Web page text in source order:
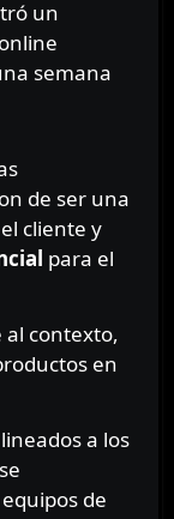
un
semana
de ser una
cliente y
para el
contexto,
en
a los
de